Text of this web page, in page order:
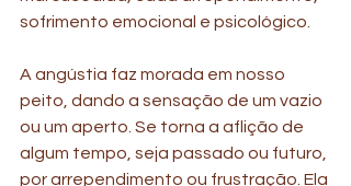
sofrimento emocional e psicológico.
A angústia faz morada em nosso
peito, dando a sensação de um vazio
ou um aperto. Se torna a aflição de
algum tempo, seja passado ou futuro,
por arrependimento ou frustração. Ela